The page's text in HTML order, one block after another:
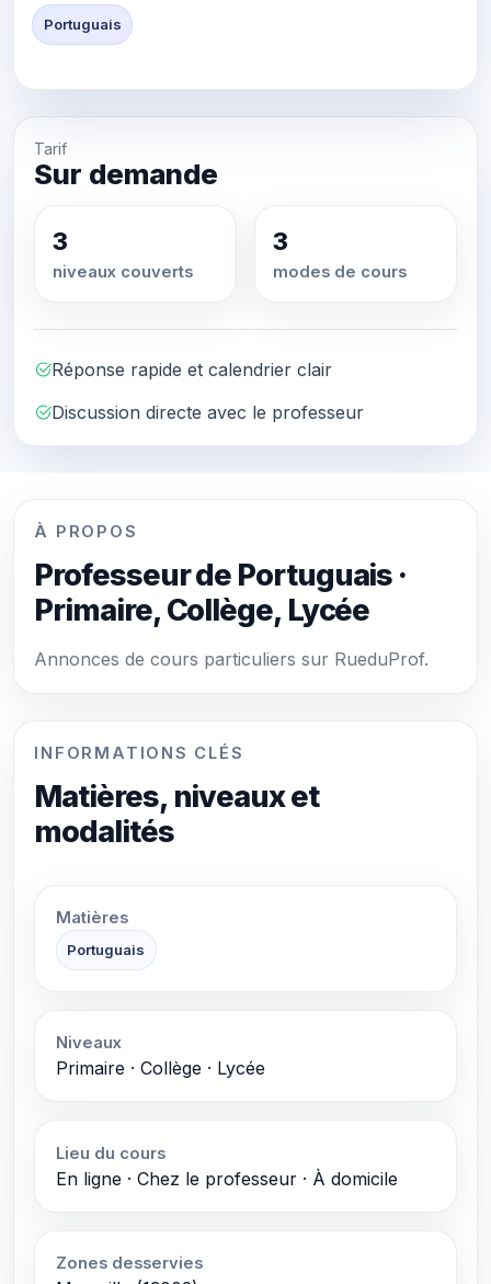
Portuguais
Tarif
Sur demande
3
niveaux couverts
3
modes de cours
Réponse rapide et calendrier clair
Discussion directe avec le professeur
À PROPOS
Professeur de Portuguais ·
Primaire, Collège, Lycée
Annonces de cours particuliers sur RueduProf.
INFORMATIONS CLÉS
Matières, niveaux et
modalités
Matières
Portuguais
Niveaux
Primaire · Collège · Lycée
Lieu du cours
En ligne · Chez le professeur · À domicile
Zones desservies